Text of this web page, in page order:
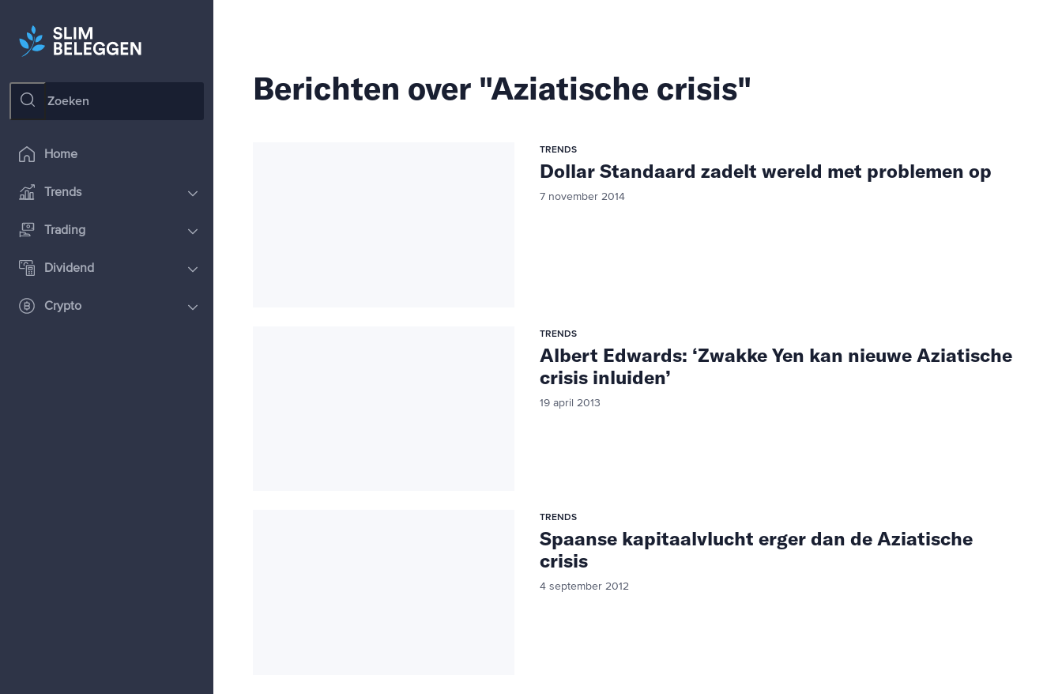
Home
Trends
Trading
Dividend
Crypto
Berichten over "Aziatische crisis"
TRENDS
Dollar Standaard zadelt wereld met problemen op
7 november 2014
TRENDS
Albert Edwards: ‘Zwakke Yen kan nieuwe Aziatische
crisis inluiden’
19 april 2013
TRENDS
Spaanse kapitaalvlucht erger dan de Aziatische
crisis
4 september 2012